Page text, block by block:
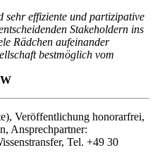
sehr effiziente und partizipative
Stakeholdern ins
Rädchen aufeinander
bestmöglich vom
Veröffentlichung honorarfrei,
Ansprechpartner:
Tel. +49 30